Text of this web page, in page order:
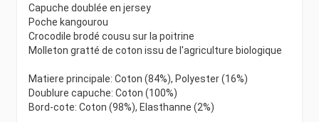
Capuche doublée en jersey
Poche kangourou
Crocodile brodé cousu sur la poitrine
Molleton gratté de coton issu de l'agriculture biologique
Matiere principale: Coton (84%), Polyester (16%)
Doublure capuche: Coton (100%)
Bord-cote: Coton (98%), Elasthanne (2%)